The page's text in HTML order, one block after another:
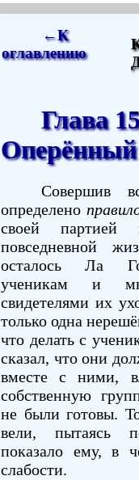
←К
оглавлению
Глава
Оперённый
Совершив
определено
своей партией
повседневной
осталось Ла
ученикам и
свидетелями их
только одна
что делать с
сказал, что они
вместе с ними,
собственную
не были готовы.
вели, пытаясь
показало ему, в
слабости.